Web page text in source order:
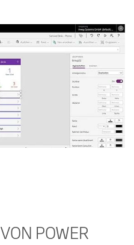
POWER